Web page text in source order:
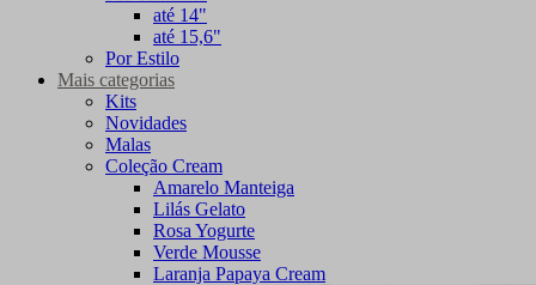
até 14"
até 15,6"
Por Estilo
Mais categorias
Kits
Novidades
Malas
Coleção Cream
Amarelo Manteiga
Lilás Gelato
Rosa Yogurte
Verde Mousse
Laranja Papaya Cream